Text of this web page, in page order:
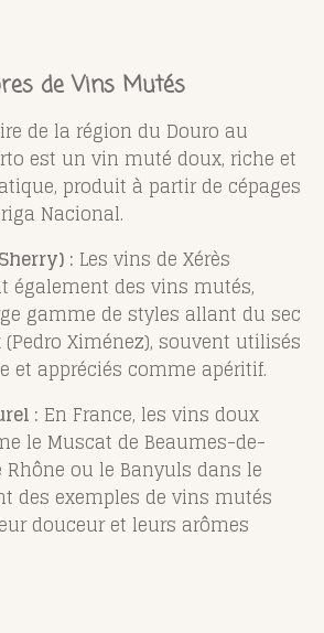
de Vins Mutés
de la région du Douro au
est un vin muté doux, riche et
produit à partir de cépages
Nacional.
: Les vins de Xérès
également des vins mutés,
gamme de styles allant du sec
Ximénez), souvent utilisés
et appréciés comme apéritif.
: En France, les vins doux
le Muscat de Beaumes-de-
Rhône ou le Banyuls dans le
des exemples de vins mutés
douceur et leurs arômes